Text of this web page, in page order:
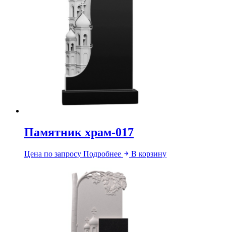
Памятник храм-017
Цена по запросу Подробнее В корзину